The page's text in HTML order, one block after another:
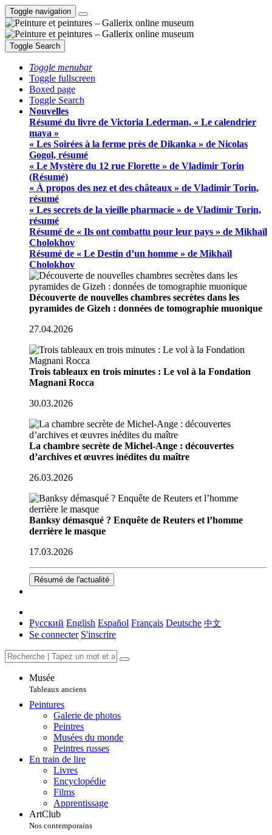
Toggle navigation
Toggle Search
Toggle menubar
Toggle fullscreen
Boxed page
Toggle Search
Nouvelles
Résumé du livre de Victoria Lederman, « Le calendrier
maya »
« Les Soirées à la ferme près de Dikanka » de Nicolas
Gogol, résumé
« Le Mystère du 12 rue Florette » de Vladimir Torin
(Résumé)
« À propos des nez et des châteaux » de Vladimir Torin,
résumé
« Les secrets de la vieille pharmacie » de Vladimir Torin,
résumé
Résumé de « Ils ont combattu pour leur pays » de Mikhaïl
Cholokhov
Résumé de « Le Destin d’un homme » de Mikhaïl
Cholokhov
Découverte de nouvelles chambres secrètes dans les
pyramides de Gizeh : données de tomographie muonique
27.04.2026
Trois tableaux en trois minutes : Le vol à la Fondation
Magnani Rocca
30.03.2026
La chambre secrète de Michel-Ange : découvertes
d’archives et œuvres inédites du maître
26.03.2026
Banksy démasqué ? Enquête de Reuters et l’homme
derrière le masque
17.03.2026
Résumé de l'actualité
Русский English Español Français Deutsche 中文
Se connecter S'inscrire
Musée
Tableaux anciens
Peintures
Galerie de photos
Peintres
Musées du monde
Peintres russes
En train de lire
Livres
Encyclopédie
Films
Apprentissage
ArtClub
Nos contemporains